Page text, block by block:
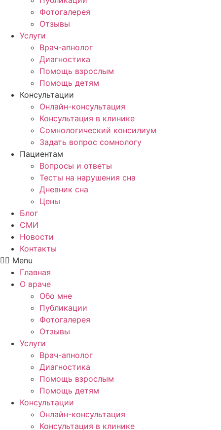
Фотогалерея
Отзывы
Услуги
Врач-апнолог
Диагностика
Помощь взрослым
Помощь детям
Консультации
Онлайн-консультация
Консультация в клинике
Сомнологический консилиум
Задать вопрос сомнологу
Пациентам
Вопросы и ответы
Тесты на нарушения сна
Дневник сна
Цены
Блог
СМИ
Новости
Контакты
Menu
Главная
О враче
Обо мне
Публикации
Фотогалерея
Отзывы
Услуги
Врач-апнолог
Диагностика
Помощь взрослым
Помощь детям
Консультации
Онлайн-консультация
Консультация в клинике